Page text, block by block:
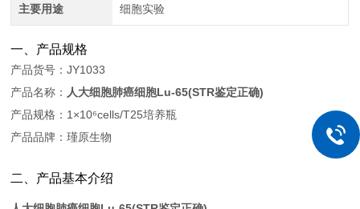
主要用途 细胞实验
一、产品规格
产品货号：JY1033
产品名称： 人大细胞肺癌细胞Lu-65(STR鉴定正确)
产品规格：1×10⁶cells/T25培养瓶
产品品牌：瑾原生物
二、产品基本介绍